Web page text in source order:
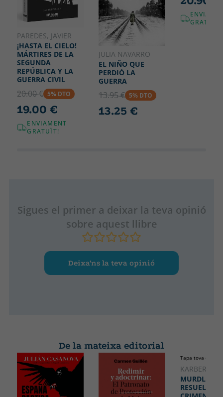
franquismo.
PAREDES, JAVIER
¡HASTA EL CIELO!
MÁRTIRES DE LA
SEGUNDA
REPÚBLICA Y LA
GUERRA CIVIL
20.00 € 5% DTO
19.00 €
ENVIAMENT
GRATUÏT!
JULIA NAVARRO
EL NIÑO QUE
PERDIÓ LA
GUERRA
13.95 € 5% DTO
13.25 €
GRATUÏT!
Sigues el primer a deixar la teva opinió
sobre aquest llibre
Deixa’ns la teva opinió
De la mateixa editorial
Tapa tova o
KARBER, G.
MURDLE:
RESUELVE